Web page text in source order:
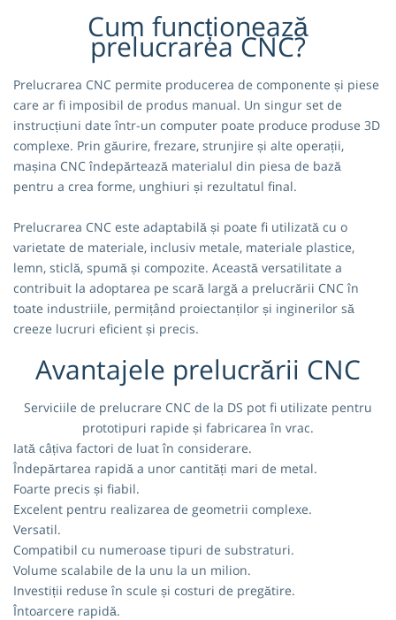
Cum funcționează
prelucrarea CNC?
Prelucrarea CNC permite producerea de componente și piese
care ar fi imposibil de produs manual. Un singur set de
instrucțiuni date într-un computer poate produce produse 3D
complexe. Prin găurire, frezare, strunjire și alte operații,
mașina CNC îndepărtează materialul din piesa de bază
pentru a crea forme, unghiuri și rezultatul final.
Prelucrarea CNC este adaptabilă și poate fi utilizată cu o
varietate de materiale, inclusiv metale, materiale plastice,
lemn, sticlă, spumă și compozite. Această versatilitate a
contribuit la adoptarea pe scară largă a prelucrării CNC în
toate industriile, permițând proiectanților și inginerilor să
creeze lucruri eficient și precis.
Avantajele prelucrării CNC
Serviciile de prelucrare CNC de la DS pot fi utilizate pentru
prototipuri rapide și fabricarea în vrac.
Iată câțiva factori de luat în considerare.
Îndepărtarea rapidă a unor cantități mari de metal.
Foarte precis și fiabil.
Excelent pentru realizarea de geometrii complexe.
Versatil.
Compatibil cu numeroase tipuri de substraturi.
Volume scalabile de la unu la un milion.
Investiții reduse în scule și costuri de pregătire.
Întoarcere rapidă.